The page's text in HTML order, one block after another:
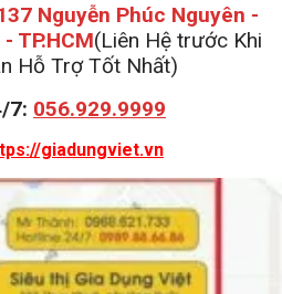
Nguyễn Phúc Nguyên -
TP.HCM(Liên Hệ trước Khi
Hỗ Trợ Tốt Nhất)
7: 056.929.9999
giadungviet.vn